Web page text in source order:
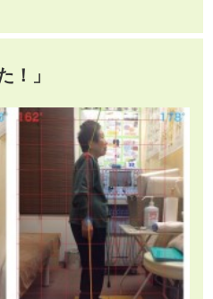
！」